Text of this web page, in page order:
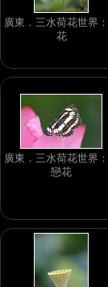
廣東．三水荷花世界
花
廣東．三水荷花世界
戀花